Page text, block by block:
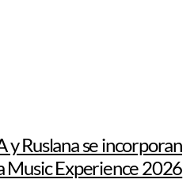
y Ruslana se incorporan
Music Experience 2026